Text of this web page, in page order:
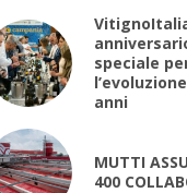
speciale
anni
MUTTI
400